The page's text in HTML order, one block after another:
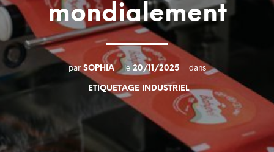
mondialement
par SOPHIA le 20/11/2025 dans
ETIQUETAGE INDUSTRIEL